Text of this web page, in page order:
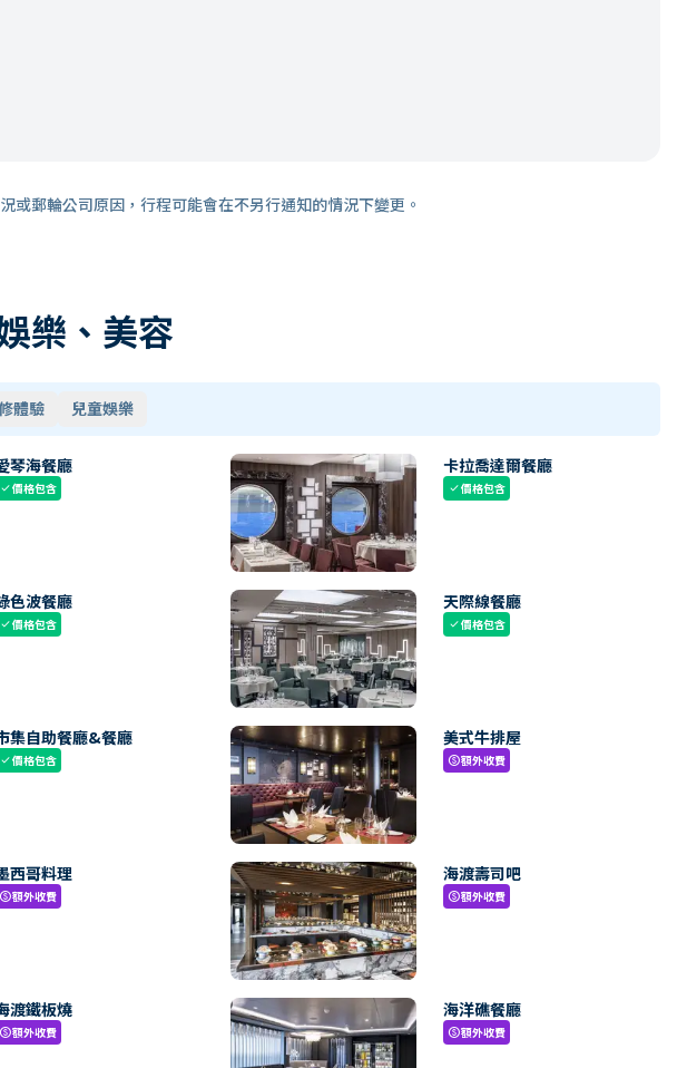
或郵輪公司原因，行程可能會在不另行通知的情況下變更。
樂、美容
體驗 兒童娛樂
琴海餐廳
check價格包含
卡拉喬達爾餐廳
check價格包含
色波餐廳
check價格包含
天際線餐廳
check價格包含
集自助餐廳&餐廳
check價格包含
美式牛排屋
paid額外收費
西哥料理
paid額外收費
海渡壽司吧
paid額外收費
渡鐵板燒
paid額外收費
海洋礁餐廳
paid額外收費